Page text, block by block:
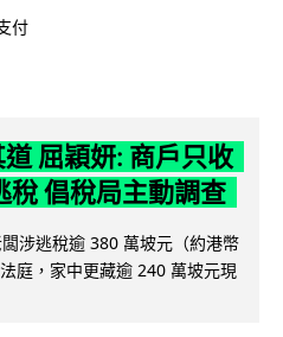
付
屈穎妍: 商戶只收
稅 倡稅局主動調查
涉逃稅逾 380 萬坡元（約港幣
庭，家中更藏逾 240 萬坡元現